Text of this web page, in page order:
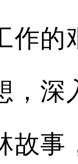
作的
，深
故事